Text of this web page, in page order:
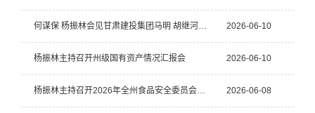
2026-06-10
何谋保 杨振林会见甘肃建投集团马明 胡继河一行
2026-06-10
杨振林主持召开州级国有资产情况汇报会
2026-06-08
杨振林主持召开2026年全州食品安全委员会全体会议